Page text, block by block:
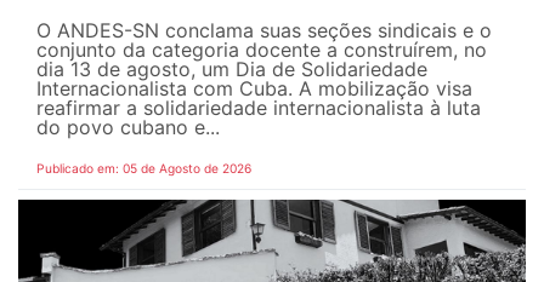
O ANDES-SN conclama suas seções sindicais e o
conjunto da categoria docente a construírem, no
dia 13 de agosto, um Dia de Solidariedade
Internacionalista com Cuba. A mobilização visa
reafirmar a solidariedade internacionalista à luta
do povo cubano e...
Publicado em: 05 de Agosto de 2026